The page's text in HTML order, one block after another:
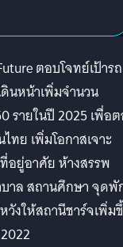
ตอบโจทย์เป้ารถ
นหน้าเพิ่มจำนวน
รายในปี 2025 เพื่อ
ทย เพิ่มโอกาสเจาะ
อยู่อาศัย ห้างสรรพ
บาล สถานศึกษา จุดพั
งให้สถานีชาร์จเพิ่ม